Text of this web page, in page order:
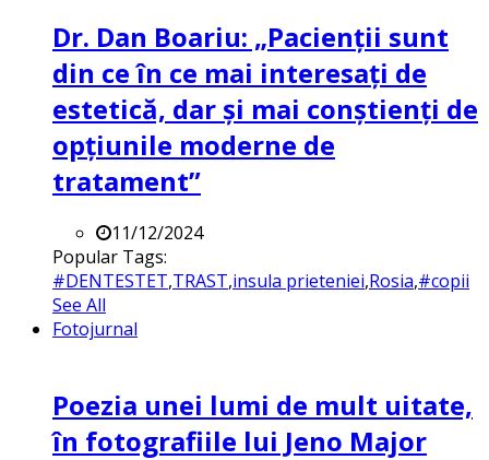
Dr. Dan Boariu: „Pacienții sunt
din ce în ce mai interesați de
estetică, dar și mai conștienți de
opțiunile moderne de
tratament”
11/12/2024
Popular Tags:
#DENTESTET,TRAST,insula prieteniei,Rosia,#copii
See All
Fotojurnal
Poezia unei lumi de mult uitate,
în fotografiile lui Jeno Major